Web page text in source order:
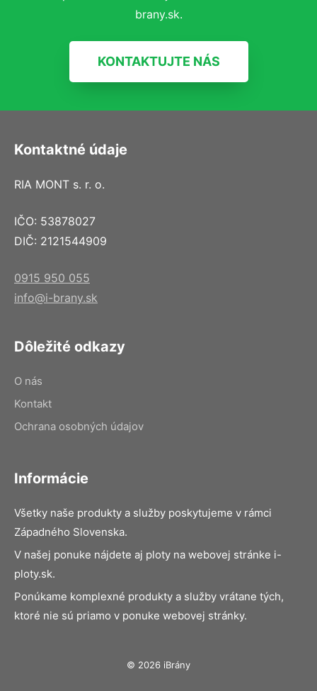
brany.sk.
KONTAKTUJTE NÁS
Kontaktné údaje
RIA MONT s. r. o.
IČO: 53878027
DIČ: 2121544909
0915 950 055
info@i-brany.sk
Dôležité odkazy
O nás
Kontakt
Ochrana osobných údajov
Informácie
Všetky naše produkty a služby poskytujeme v rámci
Západného Slovenska.
V našej ponuke nájdete aj ploty na webovej stránke i-
ploty.sk.
Ponúkame komplexné produkty a služby vrátane tých,
ktoré nie sú priamo v ponuke webovej stránky.
© 2026 iBrány